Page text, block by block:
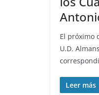
El próximo
U.D.
Leer más